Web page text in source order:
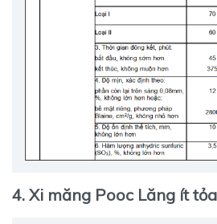
4. Xi măng Pooc Lăng ít